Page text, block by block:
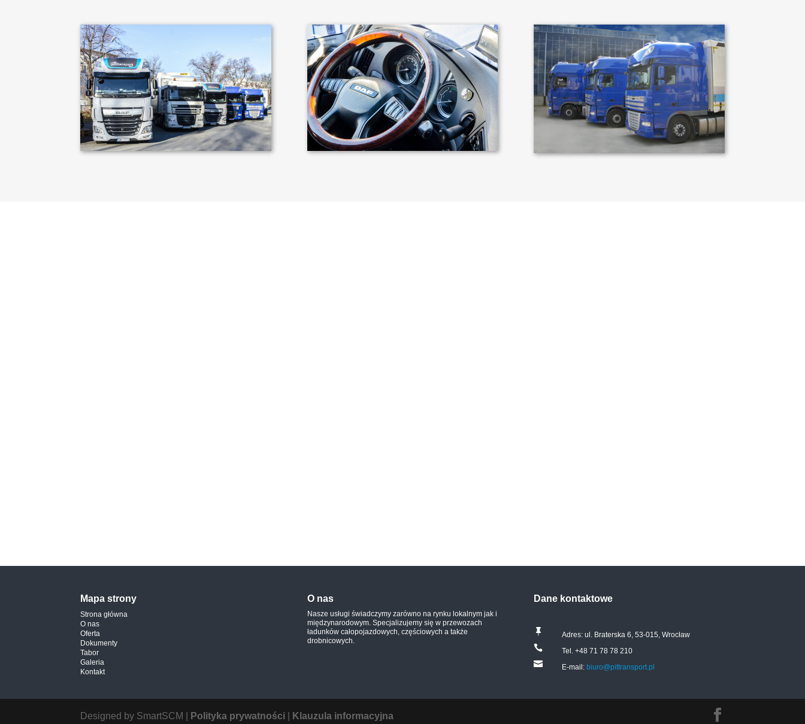
Mapa strony
Strona główna
O nas
Oferta
Dokumenty
Tabor
Galeria
Kontakt
O nas
Nasze usługi świadczymy zarówno na rynku lokalnym jak i
międzynarodowym. Specjalizujemy się w przewozach
ładunków całopojazdowych, częściowych a także
drobnicowych.
Dane kontaktowe
 Adres: ul. Braterska 6, 53-015, Wrocław
 Tel. +48 71 78 78 210
 E-mail: biuro@pittransport.pl
Designed by SmartSCM | Polityka prywatności Klauzula informacyjna